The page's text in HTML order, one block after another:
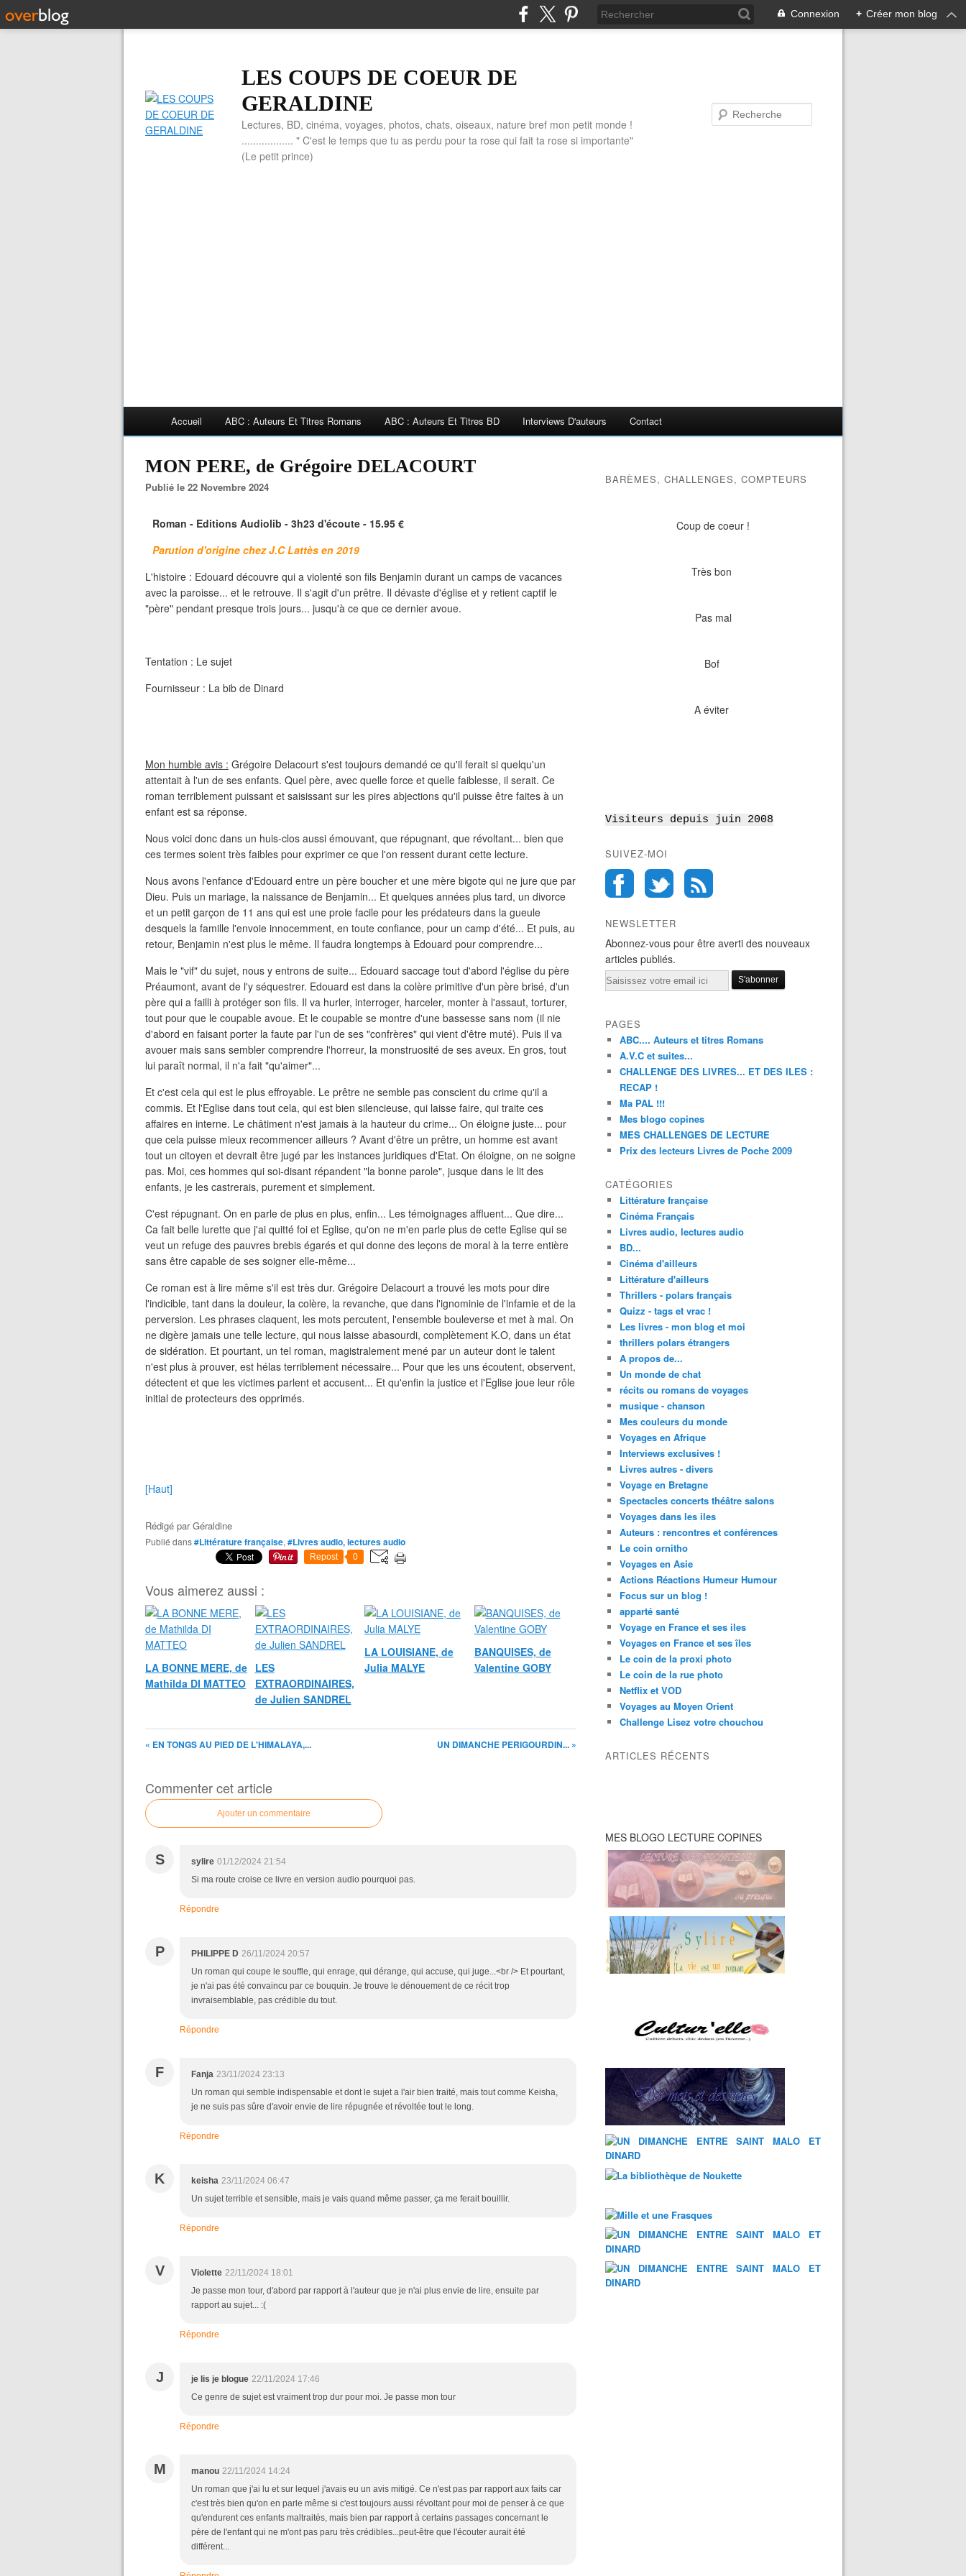
Connexion + Créer mon blog
LES COUPS DE COEUR DE
GERALDINE
Lectures, BD, cinéma, voyages, photos, chats, oiseaux, nature bref mon petit monde !
.................. " C'est le temps que tu as perdu pour ta rose qui fait ta rose si importante"
(Le petit prince)
Accueil ABC : Auteurs Et Titres Romans ABC : Auteurs Et Titres BD Interviews D'auteurs Contact
MON PERE, de Grégoire DELACOURT
Publié le 22 Novembre 2024
Roman - Editions Audiolib - 3h23 d'écoute - 15.95 €
Parution d'origine chez J.C Lattès en 2019
L'histoire : Edouard découvre qui a violenté son fils Benjamin durant un camps de vacances
avec la paroisse... et le retrouve. Il s'agit d'un prêtre. Il dévaste d'église et y retient captif le
"père" pendant presque trois jours... jusqu'à ce que ce dernier avoue.
Tentation : Le sujet
Fournisseur : La bib de Dinard
Mon humble avis : Grégoire Delacourt s'est toujours demandé ce qu'il ferait si quelqu'un
attentait à l'un de ses enfants. Quel père, avec quelle force et quelle faiblesse, il serait. Ce
roman terriblement puissant et saisissant sur les pires abjections qu'il puisse être faites à un
enfant est sa réponse.
Nous voici donc dans un huis-clos aussi émouvant, que répugnant, que révoltant... bien que
ces termes soient très faibles pour exprimer ce que l'on ressent durant cette lecture.
Nous avons l'enfance d'Edouard entre un père boucher et une mère bigote qui ne jure que par
Dieu. Puis un mariage, la naissance de Benjamin... Et quelques années plus tard, un divorce
et un petit garçon de 11 ans qui est une proie facile pour les prédateurs dans la gueule
desquels la famille l'envoie innocemment, en toute confiance, pour un camp d'été... Et puis, au
retour, Benjamin n'est plus le même. Il faudra longtemps à Edouard pour comprendre...
Mais le "vif" du sujet, nous y entrons de suite... Edouard saccage tout d'abord l'église du père
Préaumont, avant de l'y séquestrer. Edouard est dans la colère primitive d'un père brisé, d'un
père qui a failli à protéger son fils. Il va hurler, interroger, harceler, monter à l'assaut, torturer,
tout pour que le coupable avoue. Et le coupable se montre d'une bassesse sans nom (il nie
d'abord en faisant porter la faute par l'un de ses "confrères" qui vient d'être muté). Puis il va
avouer mais sans sembler comprendre l'horreur, la monstruosité de ses aveux. En gros, tout
lui paraît normal, il n'a fait "qu'aimer"...
Et c'est cela qui est le plus effroyable. Le prêtre ne semble pas conscient du crime qu'il a
commis. Et l'Eglise dans tout cela, qui est bien silencieuse, qui laisse faire, qui traite ces
affaires en interne. Le châtiment n'est jamais à la hauteur du crime... On éloigne juste... pour
que cela puisse mieux recommencer ailleurs ? Avant d'être un prêtre, un homme est avant
tout un citoyen et devrait être jugé par les instances juridiques d'Etat. On éloigne, on ne soigne
pas. Moi, ces hommes qui soi-disant répandent "la bonne parole", jusque dans le lit des
enfants, je les castrerais, purement et simplement.
C'est répugnant. On en parle de plus en plus, enfin... Les témoignages affluent... Que dire...
Ca fait belle lurette que j'ai quitté foi et Eglise, qu'on ne m'en parle plus de cette Eglise qui se
veut un refuge des pauvres brebis égarés et qui donne des leçons de moral à la terre entière
sans être capable de ses soigner elle-même...
Ce roman est à lire même s'il est très dur. Grégoire Delacourt a trouvé les mots pour dire
l'indicible, tant dans la douleur, la colère, la revanche, que dans l'ignominie de l'infamie et de la
perversion. Les phrases claquent, les mots percutent, l'ensemble bouleverse et met à mal. On
ne digère jamais une telle lecture, qui nous laisse abasourdi, complètement K.O, dans un état
de sidération. Et pourtant, un tel roman, magistralement mené par un auteur dont le talent
n'est plus à prouver, est hélas terriblement nécessaire... Pour que les uns écoutent, observent,
détectent et que les victimes parlent et accusent... Et qu'enfin la justice et l'Eglise joue leur rôle
initial de protecteurs des opprimés.
[Haut]
Rédigé parGéraldine
Publié dans#Littérature française, #Livres audio, lectures audio
Repost 0
Vous aimerez aussi :
LA BONNE MERE, de
Mathilda DI MATTEO
LES
EXTRAORDINAIRES,
de Julien SANDREL
LA LOUISIANE, de
Julia MALYE
BANQUISES, de
Valentine GOBY
« EN TONGS AU PIED DE L'HIMALAYA,... UN DIMANCHE PERIGOURDIN... »
Commenter cet article
Ajouter un commentaire
S sylire 01/12/2024 21:54
Si ma route croise ce livre en version audio pourquoi pas.
Répondre
P PHILIPPE D 26/11/2024 20:57
Un roman qui coupe le souffle, qui enrage, qui dérange, qui accuse, qui juge...<br /> Et pourtant,
je n'ai pas été convaincu par ce bouquin. Je trouve le dénouement de ce récit trop
invraisemblable, pas crédible du tout.
Répondre
F Fanja 23/11/2024 23:13
Un roman qui semble indispensable et dont le sujet a l'air bien traité, mais tout comme Keisha,
je ne suis pas sûre d'avoir envie de lire répugnée et révoltée tout le long.
Répondre
K keisha 23/11/2024 06:47
Un sujet terrible et sensible, mais je vais quand même passer, ça me ferait bouillir.
Répondre
V Violette 22/11/2024 18:01
Je passe mon tour, d'abord par rapport à l'auteur que je n'ai plus envie de lire, ensuite par
rapport au sujet... :(
Répondre
J je lis je blogue 22/11/2024 17:46
Ce genre de sujet est vraiment trop dur pour moi. Je passe mon tour
Répondre
M manou 22/11/2024 14:24
Un roman que j'ai lu et sur lequel j'avais eu un avis mitigé. Ce n'est pas par rapport aux faits car
c'est très bien qu'on en parle même si c'est toujours aussi révoltant pour moi de penser à ce que
qu'endurent ces enfants maltraités, mais bien par rapport à certains passages concernant le
père de l'enfant qui ne m'ont pas paru très crédibles...peut-être que l'écouter aurait été
différent...
BARÈMES, CHALLENGES, COMPTEURS
Coup de coeur !
Très bon
Pas mal
Bof
A éviter
Visiteurs depuis juin 2008
SUIVEZ-MOI
NEWSLETTER
Abonnez-vous pour être averti des nouveaux
articles publiés.
Email
PAGES
ABC.... Auteurs et titres Romans
A.V.C et suites...
CHALLENGE DES LIVRES... ET DES ILES :
RECAP !
Ma PAL !!!
Mes blogo copines
MES CHALLENGES DE LECTURE
Prix des lecteurs Livres de Poche 2009
CATÉGORIES
Littérature française
Cinéma Français
Livres audio, lectures audio
BD...
Cinéma d'ailleurs
Littérature d'ailleurs
Thrillers - polars français
Quizz - tags et vrac !
Les livres - mon blog et moi
thrillers polars étrangers
A propos de...
Un monde de chat
récits ou romans de voyages
musique - chanson
Mes couleurs du monde
Voyages en Afrique
Interviews exclusives !
Livres autres - divers
Voyage en Bretagne
Spectacles concerts théâtre salons
Voyages dans les iles
Auteurs : rencontres et conférences
Le coin ornitho
Voyages en Asie
Actions Réactions Humeur Humour
Focus sur un blog !
apparté santé
Voyage en France et ses iles
Voyages en France et ses îles
Le coin de la proxi photo
Le coin de la rue photo
Netflix et VOD
Voyages au Moyen Orient
Challenge Lisez votre chouchou
ARTICLES RÉCENTS
MES BLOGO LECTURE COPINES